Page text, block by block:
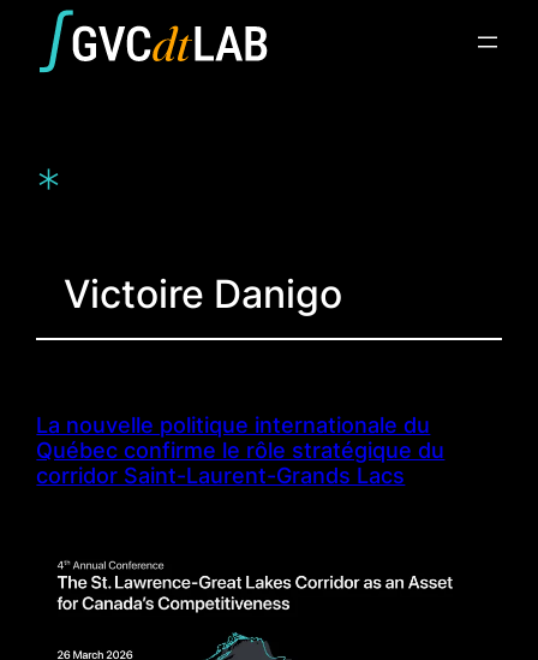
contenu
*
Victoire Danigo
La nouvelle politique internationale du
Québec confirme le rôle stratégique du
corridor Saint-Laurent-Grands Lacs